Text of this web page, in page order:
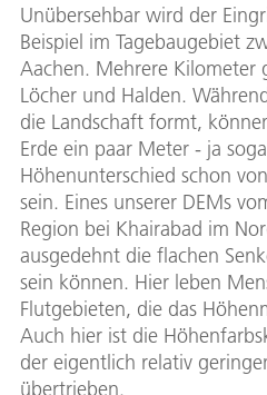
Unübersehbar wird der
Beispiel im Tagebaugebiet
Aachen. Mehrere Kilometer
Löcher und Halden.
die Landschaft formt,
Erde ein paar Meter - ja
Höhenunterschied schon
sein. Eines unserer DEMs
Region bei Khairabad im
ausgedehnt die flachen
sein können. Hier leben
Flutgebieten, die das
Auch hier ist die
der eigentlich relativ
übertrieben.